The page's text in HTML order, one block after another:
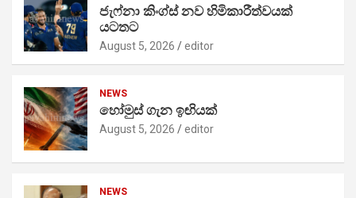
ජැෆ්නා කිංග්ස් නව හිමිකාරීත්වයක්
යටතට
August 5, 2026 editor
NEWS
හෝමුස් ගැන ඉඟියක්
August 5, 2026 editor
NEWS